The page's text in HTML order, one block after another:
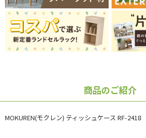
商品のご紹介
MOKUREN(モクレン) ティッシュケース RF-2418